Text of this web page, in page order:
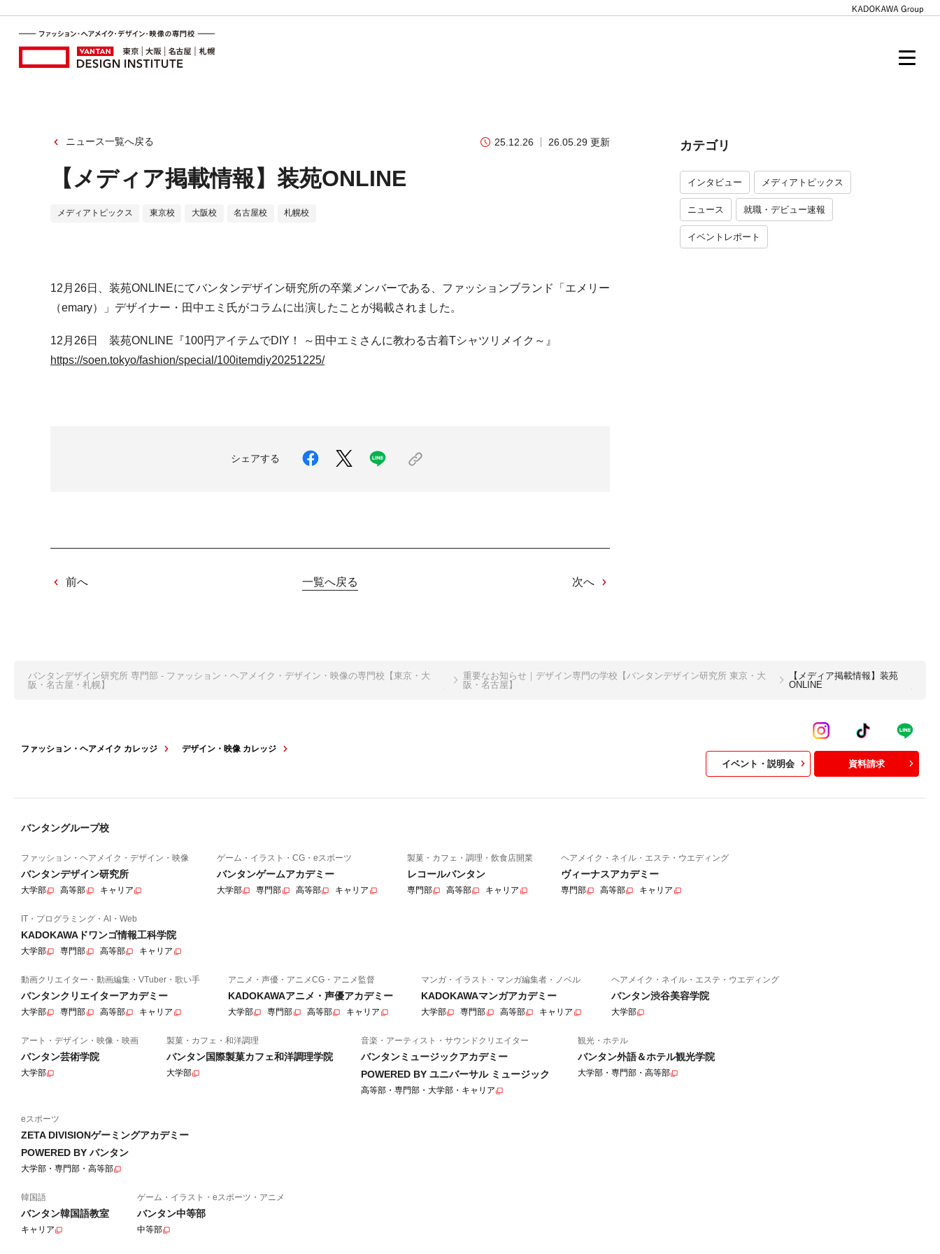
ニュース一覧へ戻る 25.12.26 26.05.29 更新
【メディア掲載情報】装苑ONLINE
メディアトピックス 東京校 大阪校 名古屋校 札幌校
12月26日、装苑ONLINEにてバンタンデザイン研究所の卒業メンバーである、ファッションブランド「エメリー
（emary）」デザイナー・田中エミ氏がコラムに出演したことが掲載されました。
12月26日 装苑ONLINE『100円アイテムでDIY！ ～田中エミさんに教わる古着Tシャツリメイク～』
https://soen.tokyo/fashion/special/100itemdiy20251225/
シェアする
前へ 一覧へ戻る 次へ
カテゴリ
インタビュー メディアトピックス
ニュース 就職・デビュー速報
イベントレポート
バンタンデザイン研究所 専門部 - ファッション・ヘアメイク・デザイン・映像の専門校【東京・大
阪・名古屋・札幌】
重要なお知らせ｜デザイン専門の学校【バンタンデザイン研究所 東京・大
阪・名古屋】
【メディア掲載情報】装苑
ONLINE
ファッション・ヘアメイク カレッジ デザイン・映像 カレッジ
イベント・説明会 資料請求
バンタングループ校
ファッション・ヘアメイク・デザイン・映像
バンタンデザイン研究所
大学部 高等部 キャリア
ゲーム・イラスト・CG・eスポーツ
バンタンゲームアカデミー
大学部 専門部 高等部 キャリア
製菓・カフェ・調理・飲食店開業
レコールバンタン
専門部 高等部 キャリア
ヘアメイク・ネイル・エステ・ウエディング
ヴィーナスアカデミー
専門部 高等部 キャリア
IT・プログラミング・AI・Web
KADOKAWAドワンゴ情報工科学院
大学部 専門部 高等部 キャリア
動画クリエイター・動画編集・VTuber・歌い手
バンタンクリエイターアカデミー
大学部 専門部 高等部 キャリア
アニメ・声優・アニメCG・アニメ監督
KADOKAWAアニメ・声優アカデミー
大学部 専門部 高等部 キャリア
マンガ・イラスト・マンガ編集者・ノベル
KADOKAWAマンガアカデミー
大学部 専門部 高等部 キャリア
ヘアメイク・ネイル・エステ・ウエディング
バンタン渋谷美容学院
大学部
アート・デザイン・映像・映画
バンタン芸術学院
大学部
製菓・カフェ・和洋調理
バンタン国際製菓カフェ和洋調理学院
大学部
音楽・アーティスト・サウンドクリエイター
バンタンミュージックアカデミー
POWERED BY ユニバーサル ミュージック
高等部・専門部・大学部・キャリア
観光・ホテル
バンタン外語＆ホテル観光学院
大学部・専門部・高等部
eスポーツ
ZETA DIVISIONゲーミングアカデミー
POWERED BY バンタン
大学部・専門部・高等部
韓国語
バンタン韓国語教室
キャリア
ゲーム・イラスト・eスポーツ・アニメ
バンタン中等部
中等部